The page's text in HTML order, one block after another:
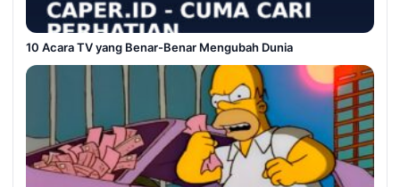
10 Acara TV yang Benar-Benar Mengubah Dunia